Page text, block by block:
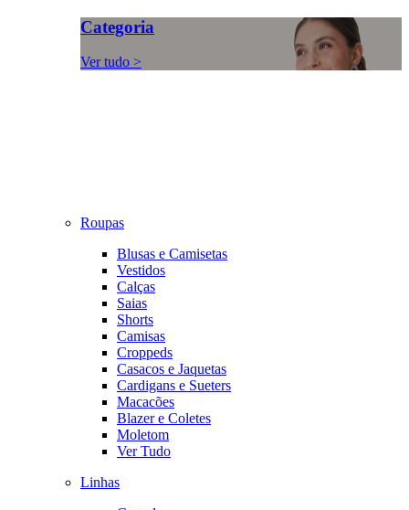
Categoria
Ver tudo >
Roupas
Blusas e Camisetas
Vestidos
Calças
Saias
Shorts
Camisas
Croppeds
Casacos e Jaquetas
Cardigans e Sueters
Macacões
Blazer e Coletes
Moletom
Ver Tudo
Linhas